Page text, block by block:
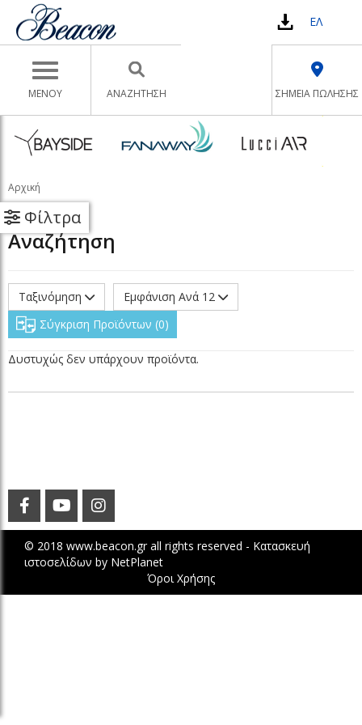
Toggle navigation
ΜΕΝΟΥ
ΕΛ
ΣΗΜΕΙΑ ΠΩΛΗΣΗΣ
ΑΝΑΖΉΤΗΣΗ
Αρχική
Φίλτρα
Αναζήτηση
Ταξινόμηση
Εμφάνιση Ανά 12
Σύγκριση Προϊόντων 0
Δυστυχώς δεν υπάρχουν προϊόντα.
© 2018 www.beacon.gr all rights reserved - Κατασκευή
ιστοσελίδων by NetPlanet
Όροι Χρήσης